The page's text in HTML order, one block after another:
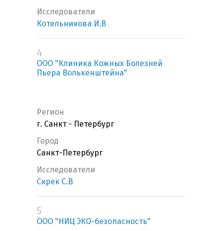
Исследователи
Котельникова И.В
4
ООО "Клиника Кожных Болезней
Пьера Волькенштейна"
Регион
г. Санкт - Петербург
Город
Санкт-Петербург
Исследователи
Скрек С.В
5
ООО "НИЦ ЭКО-безопасность"